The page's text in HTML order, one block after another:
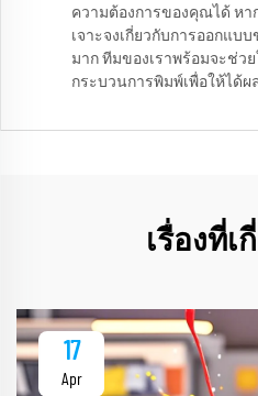
ความต้องการของคุณได้ หา
เจาะจงเกี่ยวกับการออกแบ
มาก ทีมของเราพร้อมจะช่ว
กระบวนการพิมพ์เพื่อให้ได้
เรื่องที่เ
17
Apr